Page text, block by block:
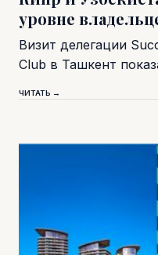
уровне
Визит делегации
Club в Ташкент
ЧИТАТЬ →